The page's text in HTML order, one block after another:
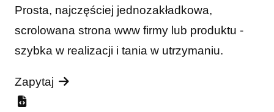
Prosta, najczęściej jednozakładkowa,
scrolowana strona www firmy lub produktu -
szybka w realizacji i tania w utrzymaniu.
Zapytaj